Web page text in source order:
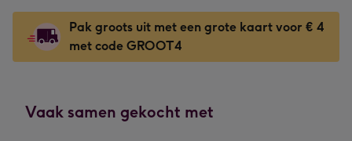
120
x
160
mm
Dimensions:
167
x
€6,49
-
Voor
indruk
Pak groots uit met een grote kaart voor € 4
met code GROOT4
Vaak samen gekocht met